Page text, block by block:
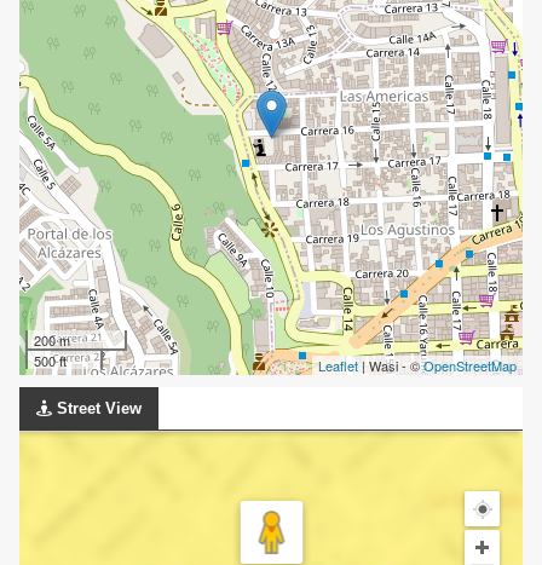
200 m
500 ft
Leaflet | Wasi - ©OpenStreetMap
Street View